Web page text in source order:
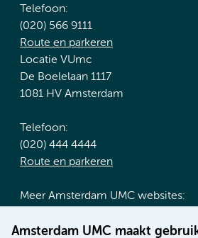
Amsterdam UMC maakt
Telefoon:
(020) 566 9111
Route en parkeren
Locatie VUmc
De Boelelaan 1117
1081 HV Amsterdam
Telefoon:
(020) 444 4444
Route en parkeren
Meer Amsterdam UMC websites:
Werken bij Amsterdam UMC